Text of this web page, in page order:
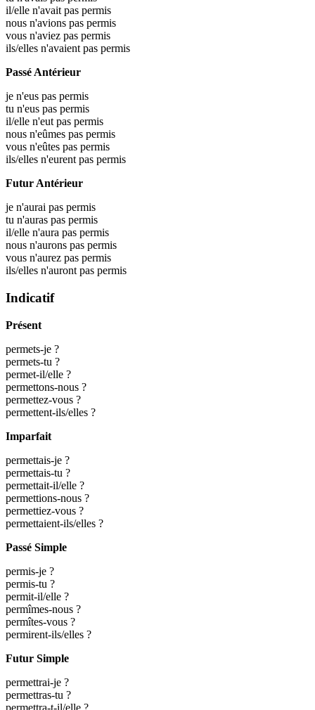
il/elle n'avait pas permis
nous n'avions pas permis
vous n'aviez pas permis
ils/elles n'avaient pas permis
Passé Antérieur
je n'eus pas permis
tu n'eus pas permis
il/elle n'eut pas permis
nous n'eûmes pas permis
vous n'eûtes pas permis
ils/elles n'eurent pas permis
Futur Antérieur
je n'aurai pas permis
tu n'auras pas permis
il/elle n'aura pas permis
nous n'aurons pas permis
vous n'aurez pas permis
ils/elles n'auront pas permis
Indicatif
Présent
permets-je ?
permets-tu ?
permet-il/elle ?
permettons-nous ?
permettez-vous ?
permettent-ils/elles ?
Imparfait
permettais-je ?
permettais-tu ?
permettait-il/elle ?
permettions-nous ?
permettiez-vous ?
permettaient-ils/elles ?
Passé Simple
permis-je ?
permis-tu ?
permit-il/elle ?
permîmes-nous ?
permîtes-vous ?
permirent-ils/elles ?
Futur Simple
permettrai-je ?
permettras-tu ?
permettra-t-il/elle ?